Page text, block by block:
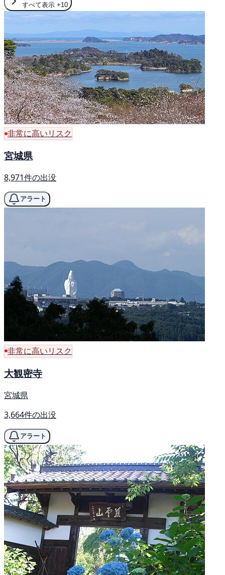
すべて表示 +10
非常に高いリスク
宮城県
8,971件の出没
アラート
非常に高いリスク
大観密寺
宮城県
3,664件の出没
アラート